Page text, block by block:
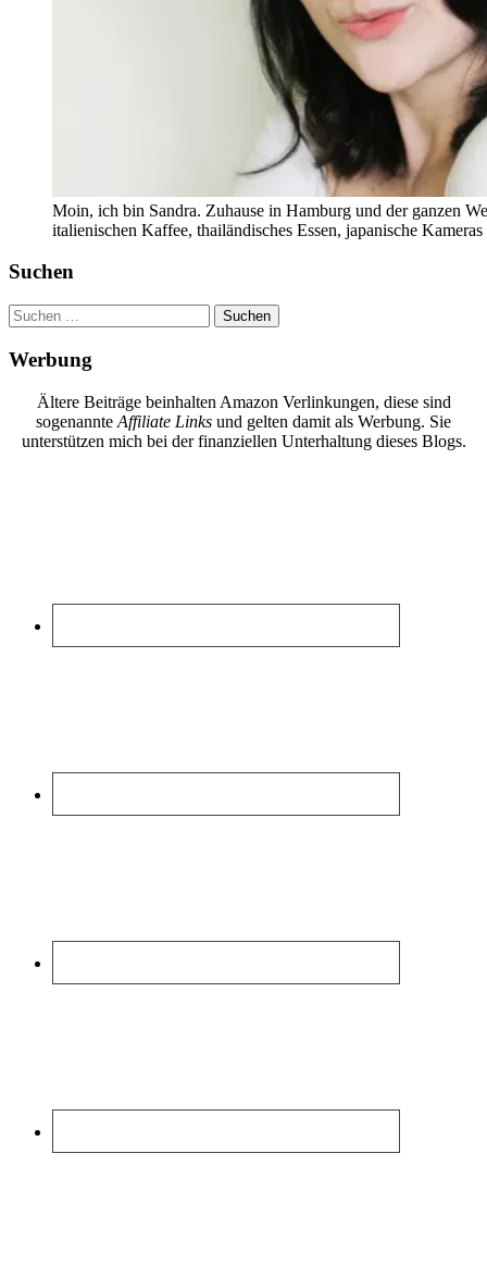
Moin, ich bin Sandra. Zuhause in Hamburg und der ganzen
italienischen Kaffee, thailändisches Essen, japanische
Suchen
Suchen
nach:
Werbung
Ältere Beiträge beinhalten Amazon Verlinkungen, diese sind
sogenannte Affiliate Links und gelten damit als Werbung. Sie
unterstützen mich bei der finanziellen Unterhaltung dieses Blogs.